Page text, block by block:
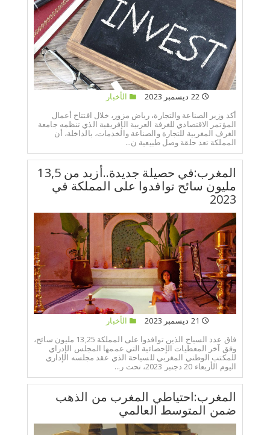
22 ديسمبر 2023
الأخبار
أكد وزير الصناعة والتجارة، رياض مزور، خلال افتتاح أعمال
المؤتمر الاقتصادي للغرفة العربية الإفريقية الذي تنظمه جامعة
الغرف المغربية للتجارة والصناعة والخدمات، بالداخلة، أن
المملكة تعد حلقة وصل طبيعية ن...
المغرب:في حصيلة جديدة..أزيد من 13,5
مليون سائح توافدوا على المملكة في
2023
الأخبار
فاق عدد السياح الذين توافدوا على المملكة 13,25 مليون سائح،
وفق آخر المعطيات الإحصائية التي عممها المجلس الإدراي
للمكتب الوطني المغربي للسياحة الذي عقد مجلسه الإداري
اليوم الأربعاء 20 دجنبر 2023، تحت ر...
المغرب:احتياطي المغرب من الذهب
ضمن المتوسط العالمي